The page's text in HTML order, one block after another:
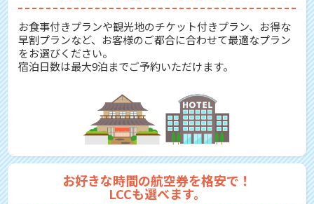
お食事付きプランや観光地のチケット付きプラン、お得な
早割プランなど、お客様のご都合に合わせて最適なプラン
をお選びください。
宿泊日数は最大9泊までご予約いただけます。
お好きな時間の航空券を格安で！
LCCも選べます。